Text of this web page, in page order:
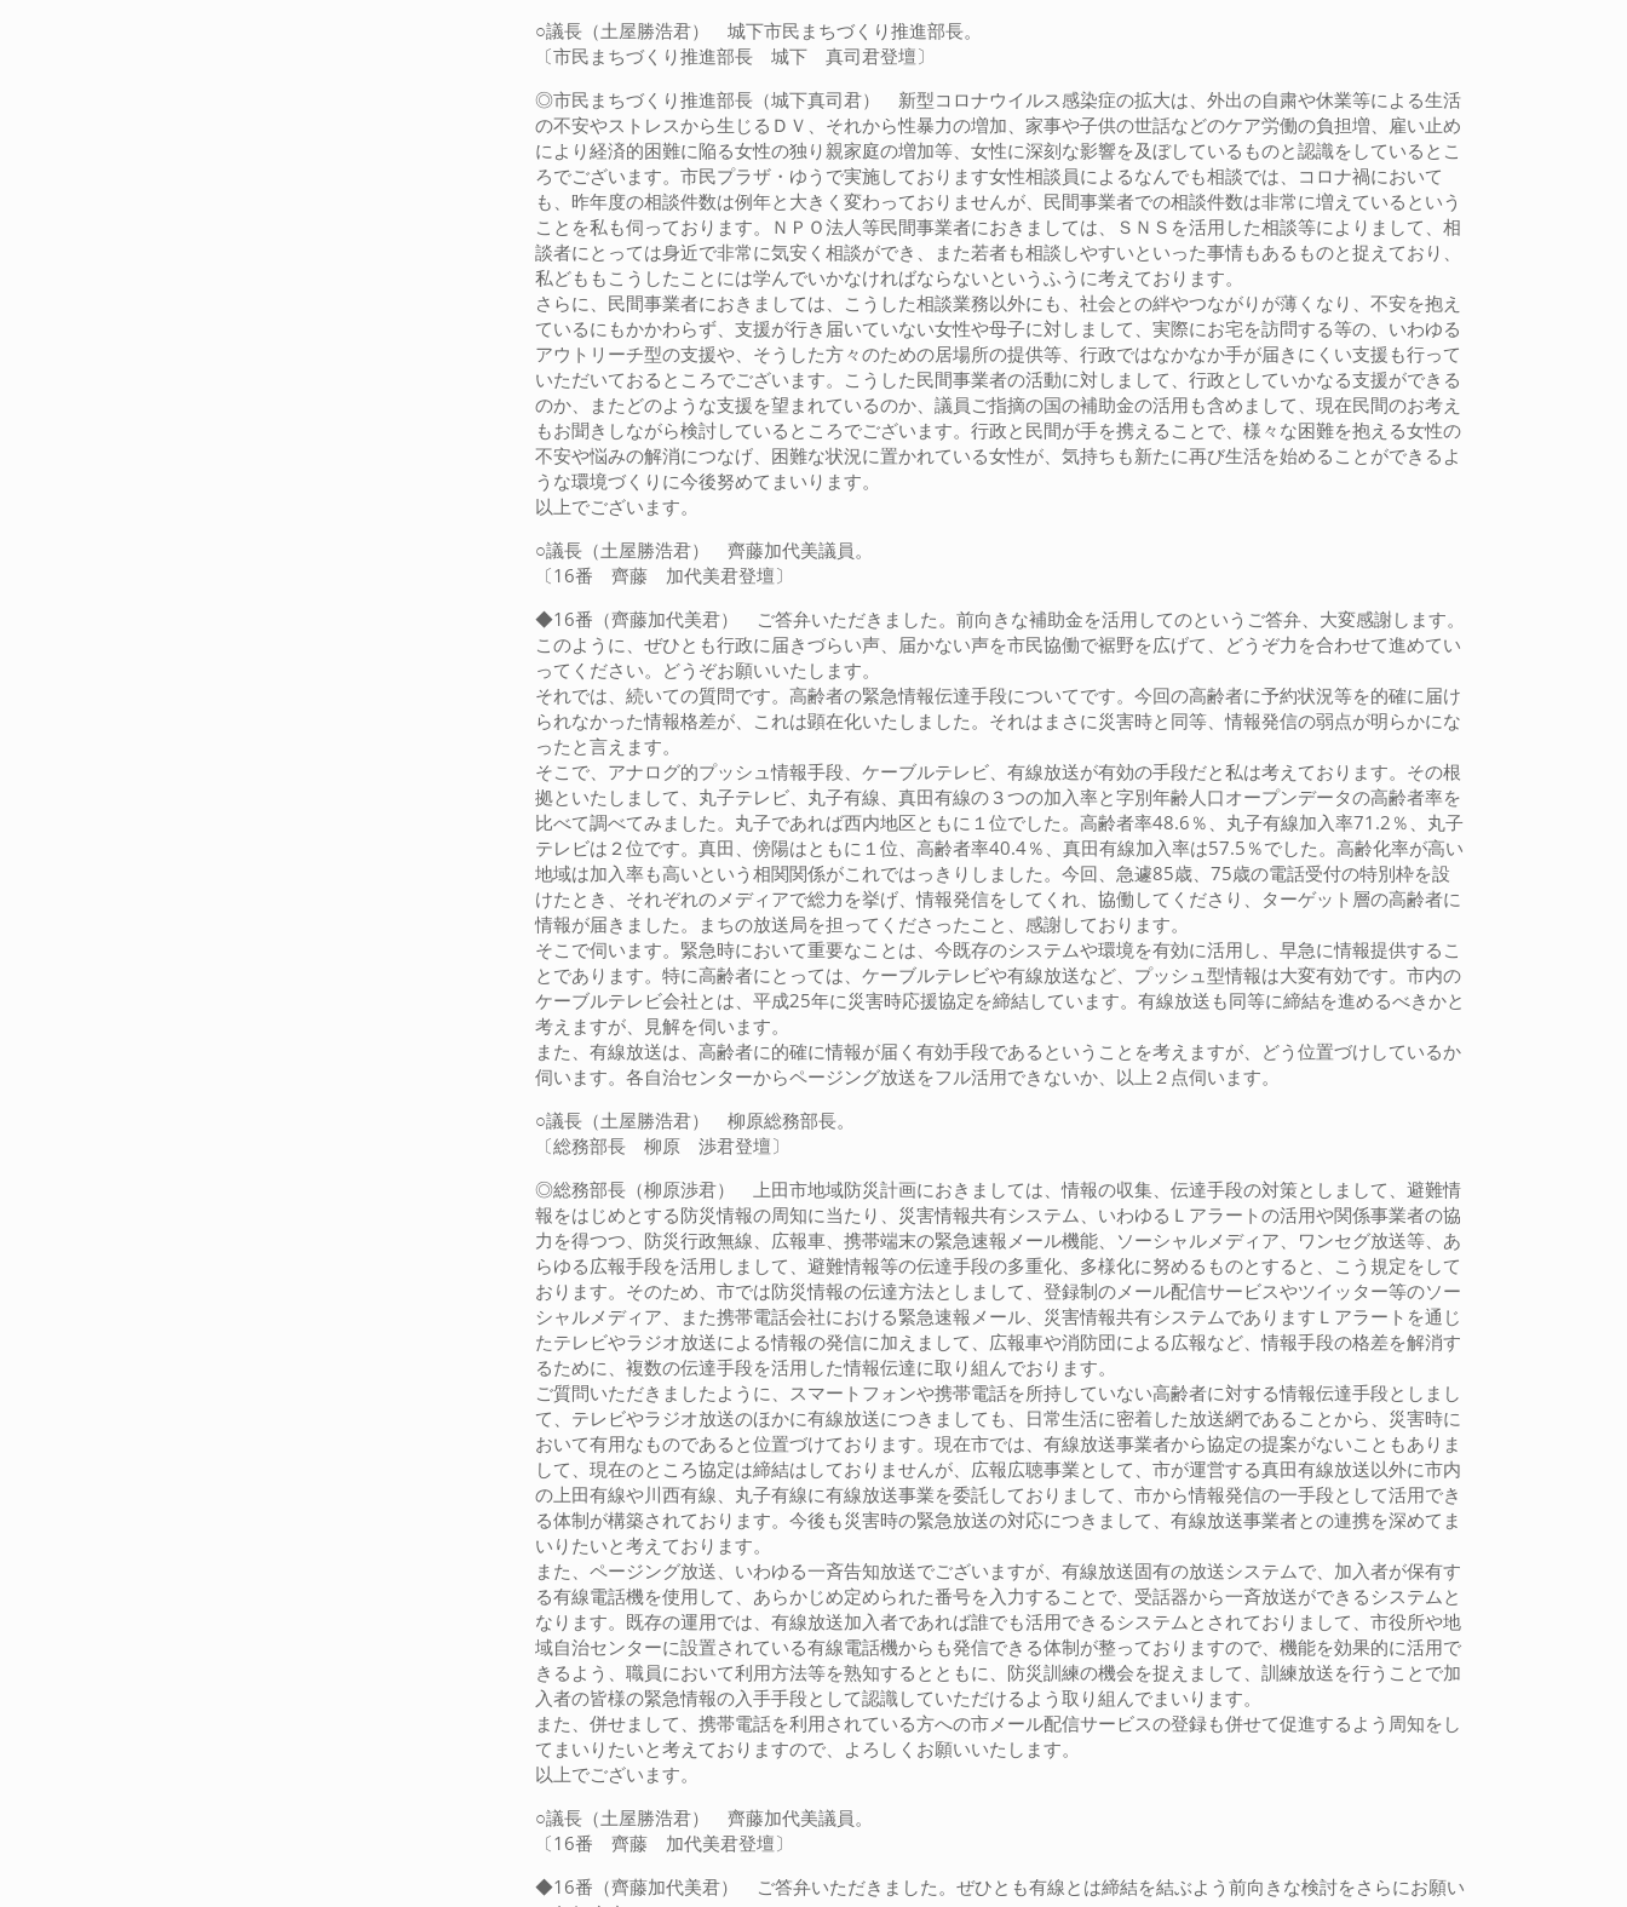
○議長（土屋勝浩君） 城下市民まちづくり推進部長。
〔市民まちづくり推進部長 城下 真司君登壇〕
◎市民まちづくり推進部長（城下真司君） 新型コロナウイルス感染症の拡大は、外出の自粛や休業等による生活
の不安やストレスから生じるＤＶ、それから性暴力の増加、家事や子供の世話などのケア労働の負担増、雇い止め
により経済的困難に陥る女性の独り親家庭の増加等、女性に深刻な影響を及ぼしているものと認識をしているとこ
ろでございます。市民プラザ・ゆうで実施しております女性相談員によるなんでも相談では、コロナ禍において
も、昨年度の相談件数は例年と大きく変わっておりませんが、民間事業者での相談件数は非常に増えているという
ことを私も伺っております。ＮＰＯ法人等民間事業者におきましては、ＳＮＳを活用した相談等によりまして、相
談者にとっては身近で非常に気安く相談ができ、また若者も相談しやすいといった事情もあるものと捉えており、
私どももこうしたことには学んでいかなければならないというふうに考えております。
さらに、民間事業者におきましては、こうした相談業務以外にも、社会との絆やつながりが薄くなり、不安を抱え
ているにもかかわらず、支援が行き届いていない女性や母子に対しまして、実際にお宅を訪問する等の、いわゆる
アウトリーチ型の支援や、そうした方々のための居場所の提供等、行政ではなかなか手が届きにくい支援も行って
いただいておるところでございます。こうした民間事業者の活動に対しまして、行政としていかなる支援ができる
のか、またどのような支援を望まれているのか、議員ご指摘の国の補助金の活用も含めまして、現在民間のお考え
もお聞きしながら検討しているところでございます。行政と民間が手を携えることで、様々な困難を抱える女性の
不安や悩みの解消につなげ、困難な状況に置かれている女性が、気持ちも新たに再び生活を始めることができるよ
うな環境づくりに今後努めてまいります。
以上でございます。
○議長（土屋勝浩君） 齊藤加代美議員。
〔16番 齊藤 加代美君登壇〕
◆16番（齊藤加代美君） ご答弁いただきました。前向きな補助金を活用してのというご答弁、大変感謝します。
このように、ぜひとも行政に届きづらい声、届かない声を市民協働で裾野を広げて、どうぞ力を合わせて進めてい
ってください。どうぞお願いいたします。
それでは、続いての質問です。高齢者の緊急情報伝達手段についてです。今回の高齢者に予約状況等を的確に届け
られなかった情報格差が、これは顕在化いたしました。それはまさに災害時と同等、情報発信の弱点が明らかにな
ったと言えます。
そこで、アナログ的プッシュ情報手段、ケーブルテレビ、有線放送が有効の手段だと私は考えております。その根
拠といたしまして、丸子テレビ、丸子有線、真田有線の３つの加入率と字別年齢人口オープンデータの高齢者率を
比べて調べてみました。丸子であれば西内地区ともに１位でした。高齢者率48.6％、丸子有線加入率71.2％、丸子
テレビは２位です。真田、傍陽はともに１位、高齢者率40.4％、真田有線加入率は57.5％でした。高齢化率が高い
地域は加入率も高いという相関関係がこれではっきりしました。今回、急遽85歳、75歳の電話受付の特別枠を設
けたとき、それぞれのメディアで総力を挙げ、情報発信をしてくれ、協働してくださり、ターゲット層の高齢者に
情報が届きました。まちの放送局を担ってくださったこと、感謝しております。
そこで伺います。緊急時において重要なことは、今既存のシステムや環境を有効に活用し、早急に情報提供するこ
とであります。特に高齢者にとっては、ケーブルテレビや有線放送など、プッシュ型情報は大変有効です。市内の
ケーブルテレビ会社とは、平成25年に災害時応援協定を締結しています。有線放送も同等に締結を進めるべきかと
考えますが、見解を伺います。
また、有線放送は、高齢者に的確に情報が届く有効手段であるということを考えますが、どう位置づけしているか
伺います。各自治センターからページング放送をフル活用できないか、以上２点伺います。
○議長（土屋勝浩君） 柳原総務部長。
〔総務部長 柳原 渉君登壇〕
◎総務部長（柳原渉君） 上田市地域防災計画におきましては、情報の収集、伝達手段の対策としまして、避難情
報をはじめとする防災情報の周知に当たり、災害情報共有システム、いわゆるＬアラートの活用や関係事業者の協
力を得つつ、防災行政無線、広報車、携帯端末の緊急速報メール機能、ソーシャルメディア、ワンセグ放送等、あ
らゆる広報手段を活用しまして、避難情報等の伝達手段の多重化、多様化に努めるものとすると、こう規定をして
おります。そのため、市では防災情報の伝達方法としまして、登録制のメール配信サービスやツイッター等のソー
シャルメディア、また携帯電話会社における緊急速報メール、災害情報共有システムでありますＬアラートを通じ
たテレビやラジオ放送による情報の発信に加えまして、広報車や消防団による広報など、情報手段の格差を解消す
るために、複数の伝達手段を活用した情報伝達に取り組んでおります。
ご質問いただきましたように、スマートフォンや携帯電話を所持していない高齢者に対する情報伝達手段としまし
て、テレビやラジオ放送のほかに有線放送につきましても、日常生活に密着した放送網であることから、災害時に
おいて有用なものであると位置づけております。現在市では、有線放送事業者から協定の提案がないこともありま
して、現在のところ協定は締結はしておりませんが、広報広聴事業として、市が運営する真田有線放送以外に市内
の上田有線や川西有線、丸子有線に有線放送事業を委託しておりまして、市から情報発信の一手段として活用でき
る体制が構築されております。今後も災害時の緊急放送の対応につきまして、有線放送事業者との連携を深めてま
いりたいと考えております。
また、ページング放送、いわゆる一斉告知放送でございますが、有線放送固有の放送システムで、加入者が保有す
る有線電話機を使用して、あらかじめ定められた番号を入力することで、受話器から一斉放送ができるシステムと
なります。既存の運用では、有線放送加入者であれば誰でも活用できるシステムとされておりまして、市役所や地
域自治センターに設置されている有線電話機からも発信できる体制が整っておりますので、機能を効果的に活用で
きるよう、職員において利用方法等を熟知するとともに、防災訓練の機会を捉えまして、訓練放送を行うことで加
入者の皆様の緊急情報の入手手段として認識していただけるよう取り組んでまいります。
また、併せまして、携帯電話を利用されている方への市メール配信サービスの登録も併せて促進するよう周知をし
てまいりたいと考えておりますので、よろしくお願いいたします。
以上でございます。
○議長（土屋勝浩君） 齊藤加代美議員。
〔16番 齊藤 加代美君登壇〕
◆16番（齊藤加代美君） ご答弁いただきました。ぜひとも有線とは締結を結ぶよう前向きな検討をさらにお願い